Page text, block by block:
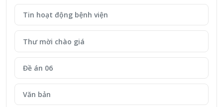
Tin hoạt động bệnh viện
Thư mời chào giá
Đề án 06
Văn bản